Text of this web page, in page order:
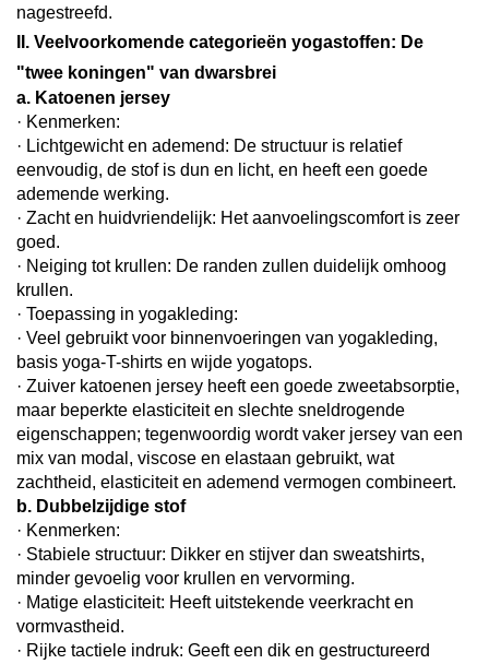
nagestreefd.
II. Veelvoorkomende categorieën yogastoffen: De
"twee koningen" van dwarsbrei
a. Katoenen jersey
· Kenmerken:
· Lichtgewicht en ademend: De structuur is relatief
eenvoudig, de stof is dun en licht, en heeft een goede
ademende werking.
· Zacht en huidvriendelijk: Het aanvoelingscomfort is zeer
goed.
· Neiging tot krullen: De randen zullen duidelijk omhoog
krullen.
· Toepassing in yogakleding:
· Veel gebruikt voor binnenvoeringen van yogakleding,
basis yoga-T-shirts en wijde yogatops.
· Zuiver katoenen jersey heeft een goede zweetabsorptie,
maar beperkte elasticiteit en slechte sneldrogende
eigenschappen; tegenwoordig wordt vaker jersey van een
mix van modal, viscose en elastaan gebruikt, wat
zachtheid, elasticiteit en ademend vermogen combineert.
b. Dubbelzijdige stof
· Kenmerken:
· Stabiele structuur: Dikker en stijver dan sweatshirts,
minder gevoelig voor krullen en vervorming.
· Matige elasticiteit: Heeft uitstekende veerkracht en
vormvastheid.
· Rijke tactiele indruk: Geeft een dik en gestructureerd